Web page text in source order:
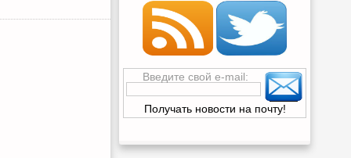
Введите свой e-mail: